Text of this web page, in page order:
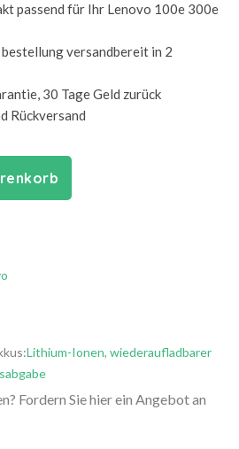
passend für Ihr Lenovo 100e 300e
versandbereit in 2
30 Tage Geld zurück
Rückversand
Lithium-Ionen, wiederaufladbarer
Fordern Sie hier ein Angebot an